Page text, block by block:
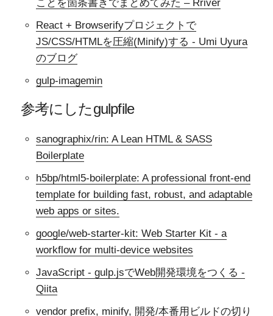
ことを箇条書きでまとめてみた – Rriver
React + Browserifyプロジェクトで
JS/CSS/HTMLを圧縮(Minify)する - Umi Uyura
のブログ
gulp-imagemin
参考にしたgulpfile
sanographix/rin: A Lean HTML & SASS
Boilerplate
h5bp/html5-boilerplate: A professional front-end
template for building fast, robust, and adaptable
web apps or sites.
google/web-starter-kit: Web Starter Kit - a
workflow for multi-device websites
JavaScript - gulp.jsでWeb開発環境をつくる -
Qiita
vendor prefix, minify, 開発/本番用ビルドの切り